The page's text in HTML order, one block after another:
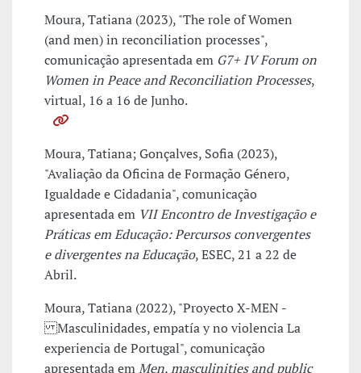
Moura, Tatiana (2023), "The role of Women
(and men) in reconciliation processes",
comunicação apresentada em G7+ IV Forum on
Women in Peace and Reconciliation Processes,
virtual, 16 a 16 de Junho.
Moura, Tatiana; Gonçalves, Sofia (2023),
"Avaliação da Oficina de Formação Género,
Igualdade e Cidadania", comunicação
apresentada em VII Encontro de Investigação e
Práticas em Educação: Percursos convergentes
e divergentes na Educação, ESEC, 21 a 22 de
Abril.
Moura, Tatiana (2022), "Proyecto X-MEN -
Masculinidades, empatía y no violencia La
experiencia de Portugal", comunicação
apresentada emMen, masculinities and public